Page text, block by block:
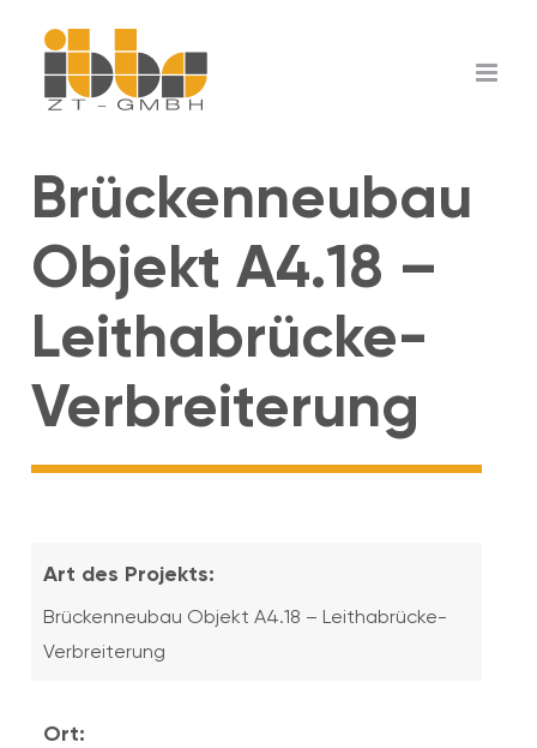
Inhalt
springen
Brückenneubau
Objekt A4.18 –
Leithabrücke-
Verbreiterung
Art des Projekts:
Brückenneubau Objekt A4.18 – Leithabrücke-
Verbreiterung
Ort: